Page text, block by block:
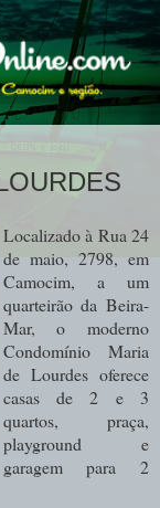
Localizado à Rua 24
de maio, 2798, em
Camocim, a um
quarteirão da Beira-
Mar, o moderno
Condomínio Maria
de Lourdes oferece
casas de 2 e 3
quartos, praça,
playground e
garagem para 2